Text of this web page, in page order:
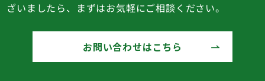
ざいましたら、まずはお気軽にご相談ください。
お問い合わせはこちら